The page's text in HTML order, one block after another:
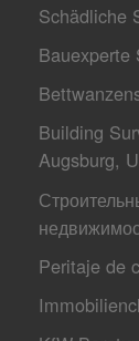
Schädliche
Bauexperte
Building
Augsburg,
Peritaje de